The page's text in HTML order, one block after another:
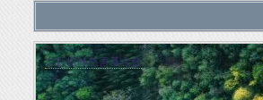
力行植林慈善基金會